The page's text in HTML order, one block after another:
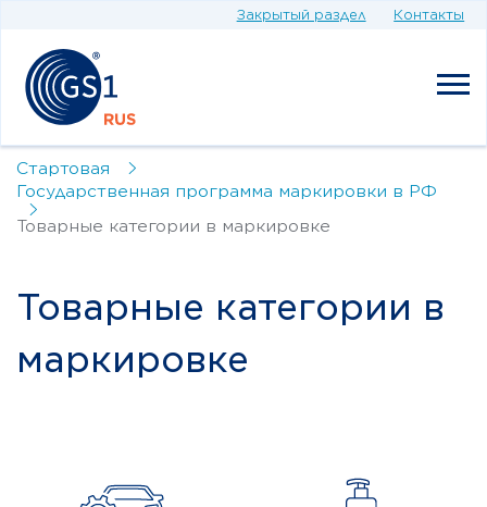
Закрытый раздел Контакты
Стартовая
Государственная программа маркировки в РФ
Товарные категории в маркировке
Товарные категории в
маркировке